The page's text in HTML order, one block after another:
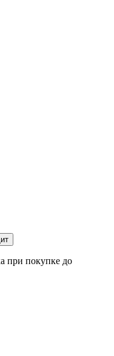
при покупке до